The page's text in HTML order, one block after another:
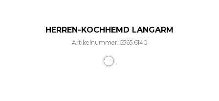
HERREN-KOCHHEMD LANGARM
Artikelnummer: 5565.6140